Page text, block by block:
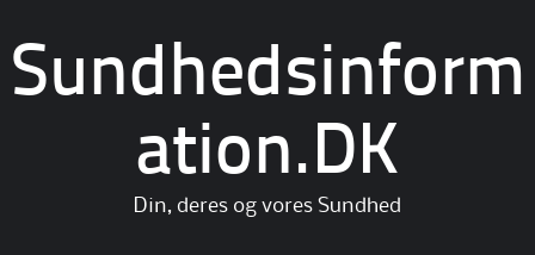
Sundhedsinform
ation.DK
Din, deres og vores Sundhed